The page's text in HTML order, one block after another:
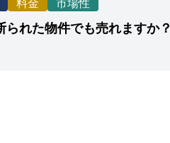
られた物件でも売れますか？